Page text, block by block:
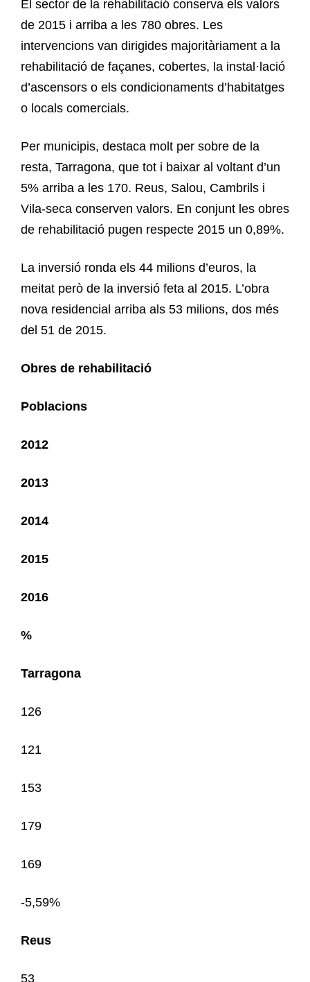
El sector de la rehabilitació conserva els valors
de 2015 i arriba a les 780 obres. Les
intervencions van dirigides majoritàriament a la
rehabilitació de façanes, cobertes, la instal·lació
d’ascensors o els condicionaments d’habitatges
o locals comercials.
Per municipis, destaca molt per sobre de la
resta, Tarragona, que tot i baixar al voltant d’un
5% arriba a les 170. Reus, Salou, Cambrils i
Vila-seca conserven valors. En conjunt les obres
de rehabilitació pugen respecte 2015 un 0,89%.
La inversió ronda els 44 milions d’euros, la
meitat però de la inversió feta al 2015. L’obra
nova residencial arriba als 53 milions, dos més
del 51 de 2015.
Obres de rehabilitació
Poblacions
2012
2013
2014
2015
2016
%
Tarragona
126
121
153
179
169
-5,59%
Reus
53